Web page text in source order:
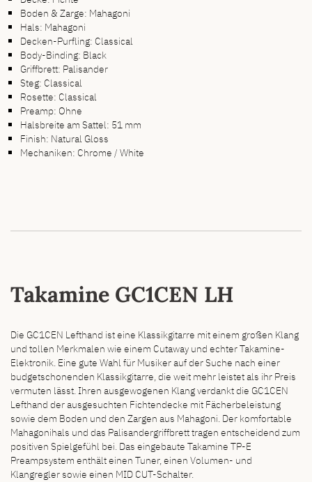
Boden & Zarge: Mahagoni
Hals: Mahagoni
Decken-Purfling: Classical
Body-Binding: Black
Griffbrett: Palisander
Steg: Classical
Rosette: Classical
Preamp: Ohne
Halsbreite am Sattel: 51 mm
Finish: Natural Gloss
Mechaniken: Chrome / White
Takamine GC1CEN LH
Die GC1CEN Lefthand ist eine Klassikgitarre mit einem großen Klang
und tollen Merkmalen wie einem Cutaway und echter Takamine-
Elektronik. Eine gute Wahl für Musiker auf der Suche nach einer
budgetschonenden Klassikgitarre, die weit mehr leistet als ihr Preis
vermuten lässt. Ihren ausgewogenen Klang verdankt die GC1CEN
Lefthand der ausgesuchten Fichtendecke mit Fächerbeleistung
sowie dem Boden und den Zargen aus Mahagoni. Der komfortable
Mahagonihals und das Palisandergriffbrett tragen entscheidend zum
positiven Spielgefühl bei. Das eingebaute Takamine TP-E
Preampsystem enthält einen Tuner, einen Volumen- und
Klangregler sowie einen MID CUT-Schalter.